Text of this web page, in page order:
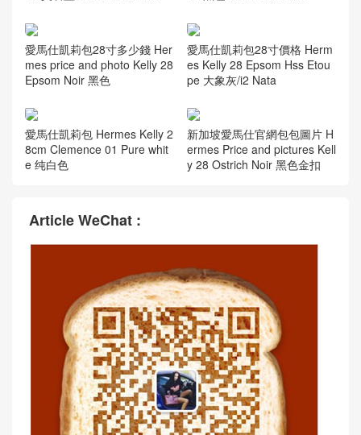
愛馬仕凱莉包28寸多少錢 Her
mes price and photo Kelly 28
Epsom Noir 黑色
愛馬仕凱莉包28寸價格 Herm
es Kelly 28 Epsom Hss Etou
pe 大象灰/i2 Nata
愛馬仕凱莉包 Hermes Kelly 2
8cm Clemence 01 Pure whit
e 纯白色
新加坡愛馬仕官網包包圖片 H
ermes Price and pictures Kell
y 28 Ostrich Noir 黑色金扣
Article WeChat :